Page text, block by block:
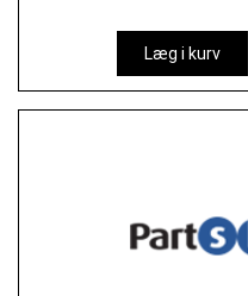
Læg i kurv